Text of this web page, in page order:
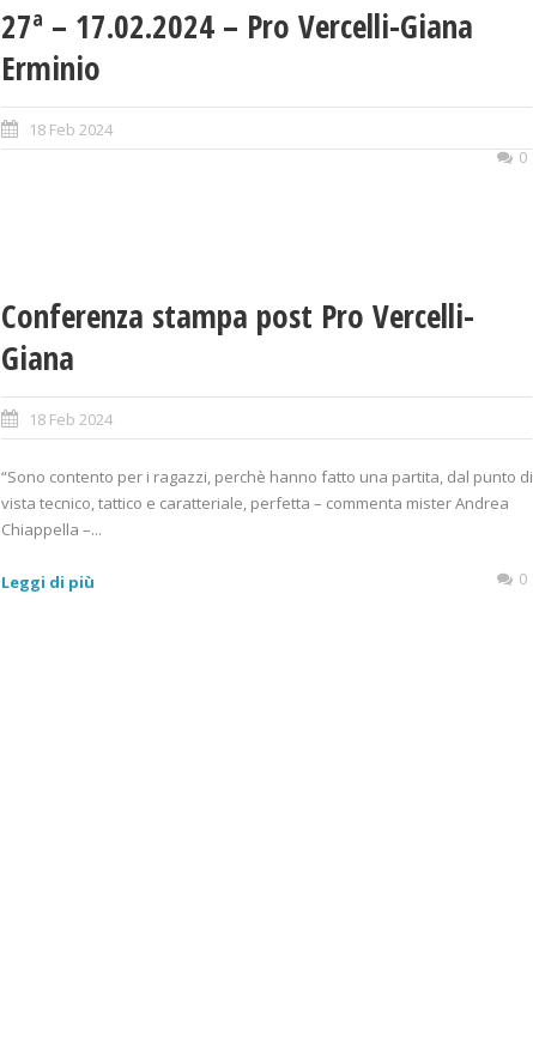
27ª – 17.02.2024 – Pro Vercelli-Giana
Erminio
18 Feb 2024
0
Conferenza stampa post Pro Vercelli-
Giana
18 Feb 2024
“Sono contento per i ragazzi, perchè hanno fatto una partita, dal punto di
vista tecnico, tattico e caratteriale, perfetta – commenta mister Andrea
Chiappella –...
Leggi di più 0